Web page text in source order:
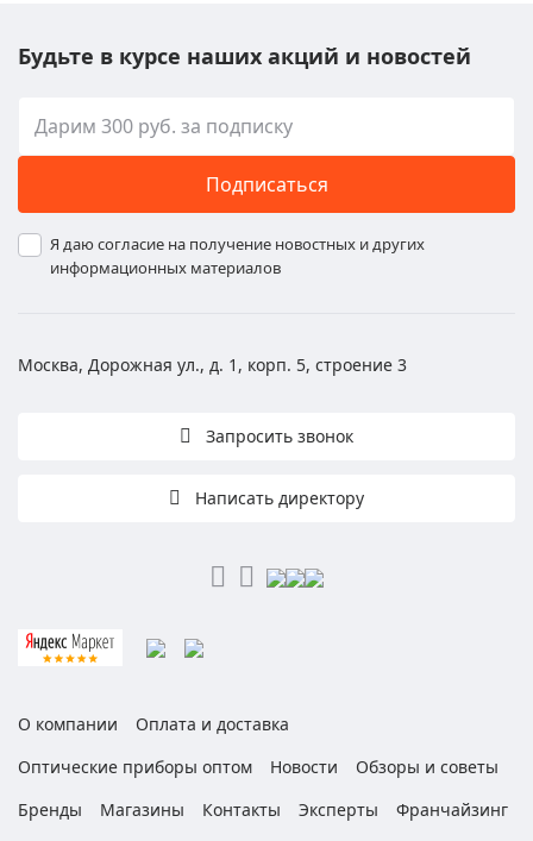
Будьте в курсе наших акций и новостей
Подписаться
Я даю согласие на получение новостных и других
информационных материалов
Москва, Дорожная ул., д. 1, корп. 5, строение 3
Запросить звонок
Написать директору
О компании
Оплата и доставка
Оптические приборы оптом
Новости
Обзоры и советы
Бренды
Магазины Контакты Эксперты Франчайзинг